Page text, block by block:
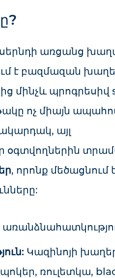
սերնդի առցանց
է բազմազան
մինչև պրոգրեսիվ
ոչ միայն
այլ
օգտվողներին
, որոնք մեծացնում
Կազինոյի
ռուլետկա,